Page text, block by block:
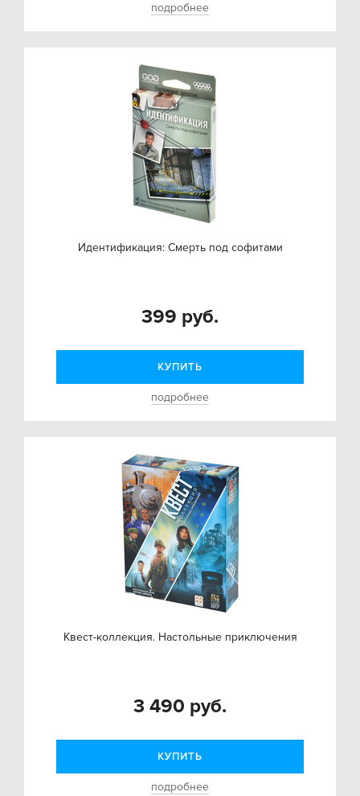
подробнее
Идентификация: Смерть под софитами
399 руб.
КУПИТЬ
подробнее
Квест-коллекция. Настольные приключения
3 490 руб.
КУПИТЬ
подробнее